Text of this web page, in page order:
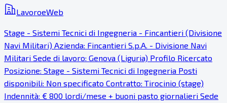
LavoroeWeb
Stage - Sistemi Tecnici di Ingegneria - Fincantieri (Divisione
Navi Militari) Azienda: Fincantieri S.p.A. - Divisione Navi
Militari Sede di lavoro: Genova (Liguria) Profilo Ricercato
Posizione: Stage - Sistemi Tecnici di Ingegneria Posti
disponibili: Non specificato Contratto: Tirocinio (stage)
Indennità: € 800 lordi/mese + buoni pasto giornalieri Sede